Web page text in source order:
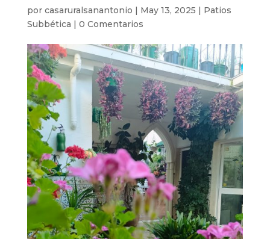
por casaruralsanantonio | May 13, 2025 | Patios
Subbética | 0 Comentarios